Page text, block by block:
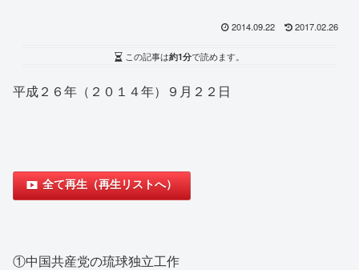
2014.09.22 2017.02.26
この記事は約1分で読めます。
平成２６年（２０１４年）９月２２日
全て再生（再生リストへ）
①中国共産党の琉球独立工作